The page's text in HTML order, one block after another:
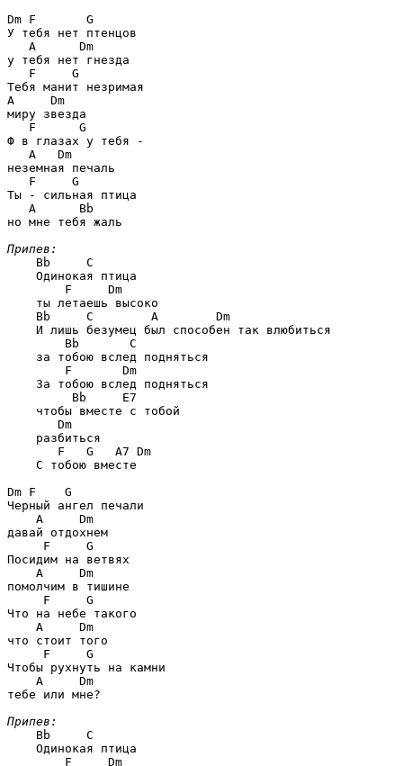
Dm F       G
У тебя нет птенцов
A      Dm
у тебя нет гнезда
F     G
A     Dm
миру звезда
F      G
Ф в глазах у тебя -
A   Dm
неземная печаль
F     G
Ты - сильная птица
A      Bb
но мне тебя жаль
Припев:
Bb     C
    Одинокая птица
F     Dm
    ты летаешь высоко
Bb     C        A        Dm
    И лишь безумец был способен так влюбиться
Bb       C
    за тобою вслед подняться
F       Dm
    За тобою вслед подняться
Bb     E7
    чтобы вместе с тобой
Dm
    разбиться
F   G   A7 Dm
    С тобою вместе
Dm F    G
Черный ангел печали
A     Dm
давай отдохнем
F     G
Посидим на ветвях
A     Dm
помолчим в тишине
F     G
Что на небе такого
A     Dm
что стоит того
F     G
Чтобы рухнуть на камни
A     Dm
тебе или мне?
Припев:
Bb     C
    Одинокая птица
F     Dm